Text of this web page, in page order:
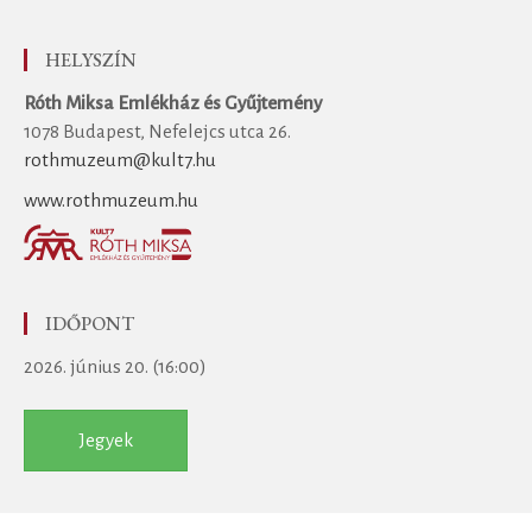
HELYSZÍN
Róth Miksa Emlékház és Gyűjtemény
1078 Budapest, Nefelejcs utca 26.
rothmuzeum@kult7.hu
www.rothmuzeum.hu
IDŐPONT
2026. június 20. (16:00)
Jegyek